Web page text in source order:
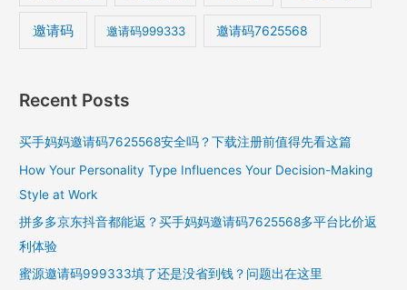
邀请码 邀请码999333 邀请码7625568
Recent Posts
买手妈妈邀请码7625568安全吗？下载注册前值得先看这篇
How Your Personality Type Influences Your Decision-Making
Style at Work
拼多多京东抖音都能返？买手妈妈邀请码7625568多平台比价返
利体验
蜜源邀请码999333填了还是没省到钱？问题出在这里